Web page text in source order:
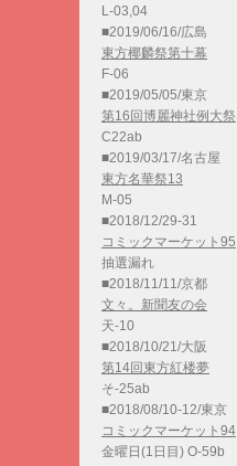
L-03,04
■2019/06/16/広島
東方椰麟祭第十幕
F-06
■2019/05/05/東京
第16回博麗神社例大祭
C22ab
■2019/03/17/名古屋
東方名華祭13
M-05
■2018/12/29-31
コミックマーケット95
抽選漏れ
■2018/11/11/京都
文々。新聞友の会
天-10
■2018/10/21/大阪
第14回東方紅楼夢
そ-25ab
■2018/08/10-12/東京
コミックマーケット94
金曜日(1日目) O-59b